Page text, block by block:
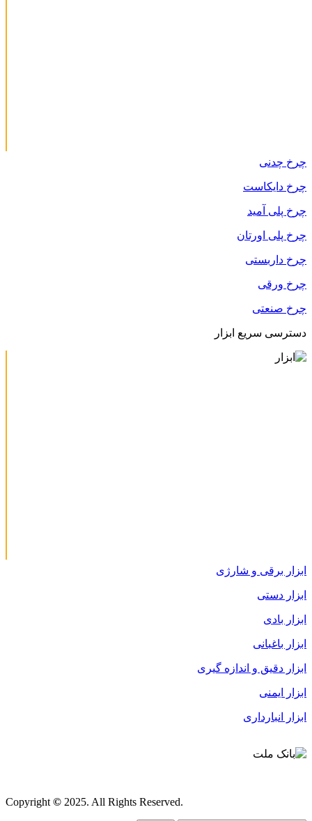
چرخ چدنی
چرخ دایکاست
چرخ پلی آمید
چرخ پلی اورتان
چرخ داربستی
چرخ ورقی
چرخ صنعتی
دسترسی سریع ابزار
ابزار برقی و شارژی
ابزار دستی
ابزار بادی
ابزار باغبانی
ابزار دقیق و اندازه گیری
ابزار ایمنی
ابزار انبارداری
Copyright© 2025. All Rights Reserved.